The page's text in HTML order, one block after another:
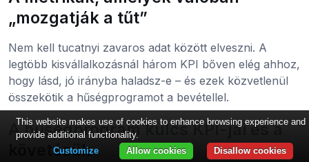
„mozgatják a tűt”
Nem kell tucatnyi zavaros adat között elveszni. A
legtöbb kisvállalkozásnál három KPI bőven elég ahhoz,
hogy lásd, jó irányba haladsz-e – és ezek közvetlenül
összekötik a hűségprogramot a bevétellel.
A hűségprogram kulcs KPI-jai és a
követésük
This website makes use of cookies to enhance browsing experience and
provide additional functionality.
Disallow cookies
Allow cookies
Customize